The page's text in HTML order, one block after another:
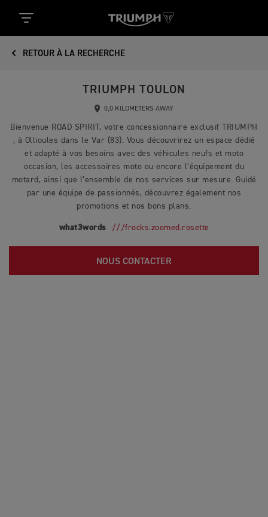
RETOUR À LA RECHERCHE
TRIUMPH TOULON
0,0 KILOMETERS AWAY
Bienvenue ROAD SPIRIT, votre concessionnaire exclusif TRIUMPH
, à Ollioules dans le Var (83). Vous découvrirez un espace dédié
et adapté à vos besoins avec des véhicules neufs et moto
occasion, les accessoires moto ou encore l’équipement du
motard, ainsi que l’ensemble de nos services sur mesure. Guidé
par une équipe de passionnés, découvrez également nos
promotions et nos bons plans.
what3words ///frocks.zoomed.rosette
NOUS CONTACTER